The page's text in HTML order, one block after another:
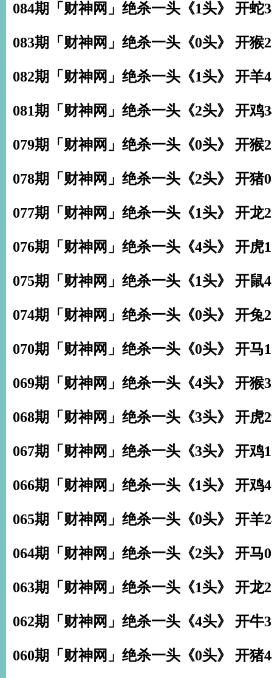
084期「财神网」绝杀一头《1头》 开蛇
083期「财神网」绝杀一头《0头》 开猴
082期「财神网」绝杀一头《1头》 开羊
081期「财神网」绝杀一头《2头》 开鸡
079期「财神网」绝杀一头《0头》 开猴
078期「财神网」绝杀一头《2头》 开猪
077期「财神网」绝杀一头《1头》 开龙
076期「财神网」绝杀一头《4头》 开虎
075期「财神网」绝杀一头《1头》 开鼠
074期「财神网」绝杀一头《0头》 开兔
070期「财神网」绝杀一头《0头》 开马
069期「财神网」绝杀一头《4头》 开猴
068期「财神网」绝杀一头《3头》 开虎
067期「财神网」绝杀一头《3头》 开鸡
066期「财神网」绝杀一头《1头》 开鸡
065期「财神网」绝杀一头《0头》 开羊
064期「财神网」绝杀一头《2头》 开马
063期「财神网」绝杀一头《1头》 开龙
062期「财神网」绝杀一头《4头》 开牛
060期「财神网」绝杀一头《0头》 开猪